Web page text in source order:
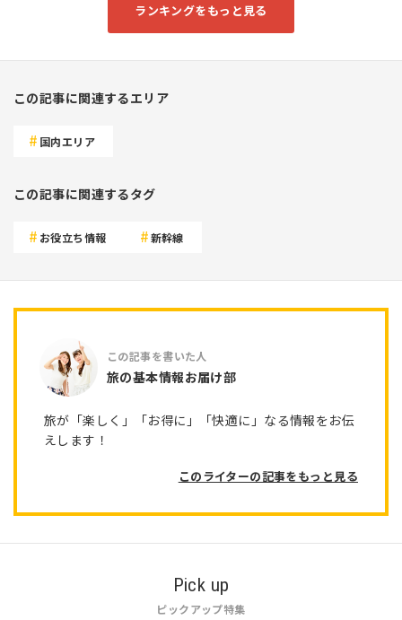
ランキングをもっと見る
この記事に関連するエリア
国内エリア
この記事に関連するタグ
お役立ち情報 新幹線
旅の基本情報お届け部
旅が「楽しく」「お得に」「快適に」なる情報をお伝
えします！
このライターの記事をもっと見る
Pick up
ピックアップ特集